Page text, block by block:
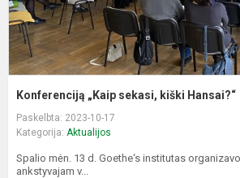
Konferenciją „Kaip sekasi, kiški Hansai?“
Paskelbta: 2023-10-17
Kategorija: Aktualijos
Spalio mėn. 13 d. Goethe‘s institutas
ankstyvajam v...